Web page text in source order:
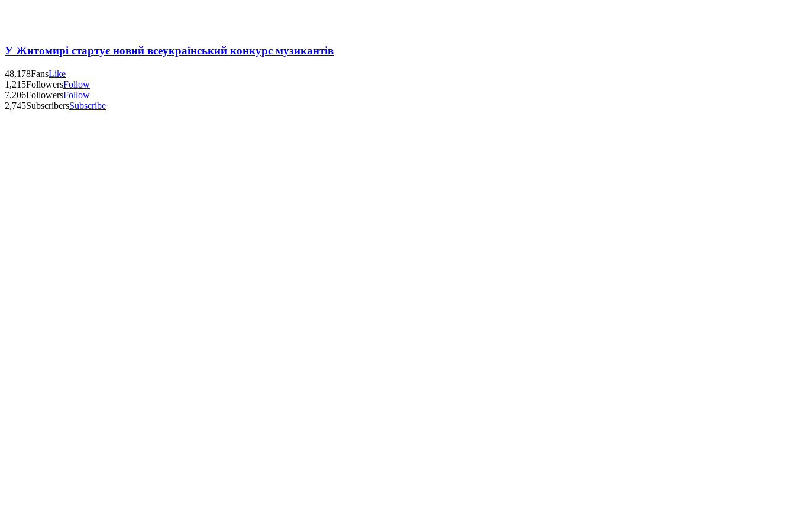
У Житомирі стартує новий всеукраїнський конкурс музикантів
48,178FansLike
1,215FollowersFollow
7,206FollowersFollow
2,745SubscribersSubscribe